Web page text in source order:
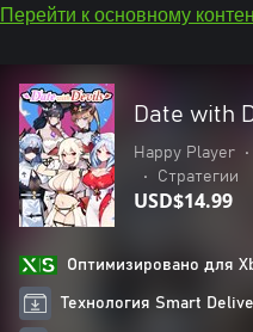
Перейти к основному
Date with
Happy Player •
•
Стратегии
USD$14.99
Оптимизировано для
Технология Smart